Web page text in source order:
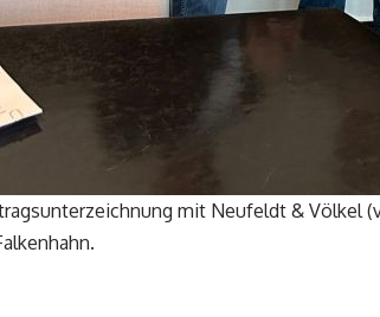
mit Neufeldt & Völkel